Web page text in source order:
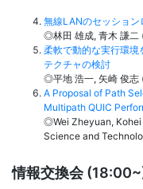
無線LANのセッション
◎林田 雄成, 青木 謙二
柔軟で動的な実行環境
テクチャの検討
◎平地 浩一, 矢崎 俊志
A Proposal of Path
Multipath QUIC
◎Wei Zheyuan,
Science and
情報交換会